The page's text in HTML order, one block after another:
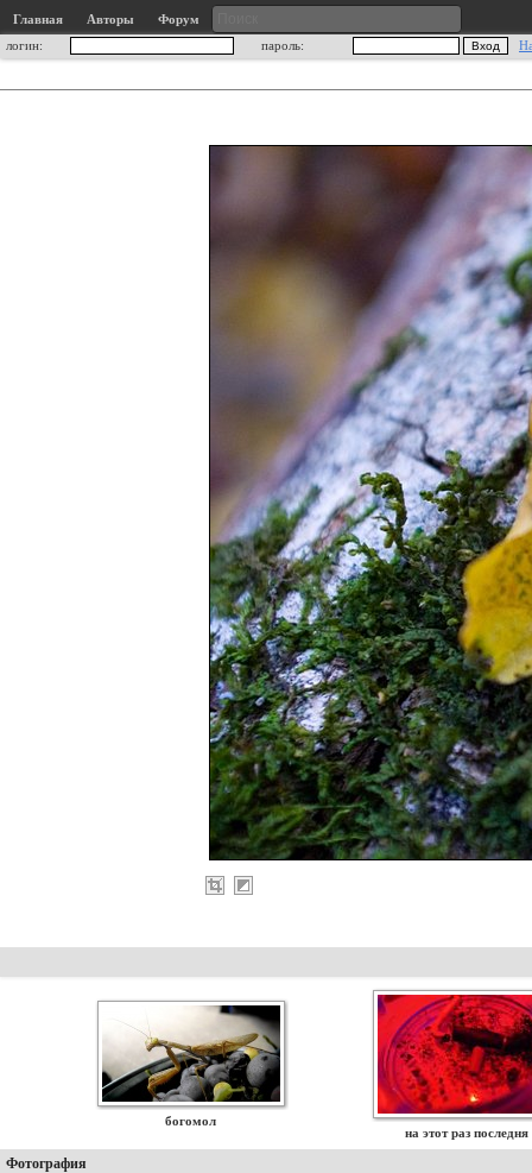
Главная Авторы
Форум
логин:
пароль:
богомол
на этот раз последня
Фотография